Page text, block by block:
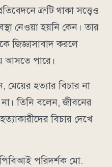
ত্রুটি থাকা সত্ত্বেও
নেওয়া হয়নি কেন। তার
জিজ্ঞাসাবাদ করলে
আসতে পারে।
হত্যার বিচার না
না। তিনি বলেন, জীবনের
বিচার দেখে
পিবিআই পরিদর্শক মো.